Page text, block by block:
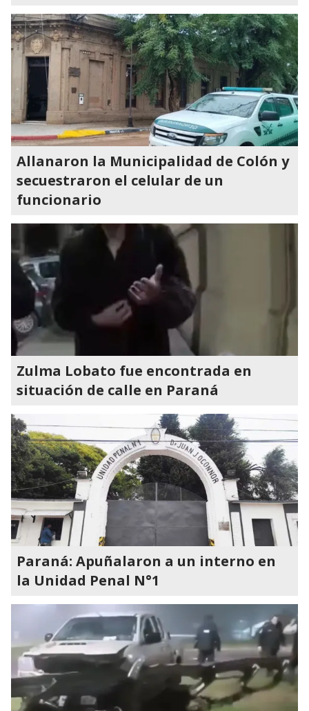
Allanaron la Municipalidad de Colón y
secuestraron el celular de un
funcionario
Zulma Lobato fue encontrada en
situación de calle en Paraná
Paraná: Apuñalaron a un interno en
la Unidad Penal N°1